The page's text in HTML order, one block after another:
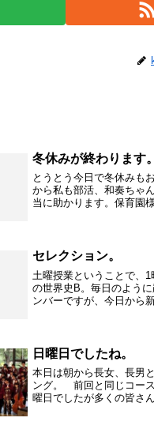
冬休みが終わります。
とうとう今日で冬休みも
から私も部活、和奏ちゃ
当に助かります。保育園
ほどの混みようではありま
セレクション。
土曜授業ということで、1
の世界史B。毎日のよう
ンバーですが、今日から
楽しみです。間違いなく...
日曜日でしたね。
本日は朝から長女、長男
ング。 前回と同じコー
曜日でしたが多くの皆さ